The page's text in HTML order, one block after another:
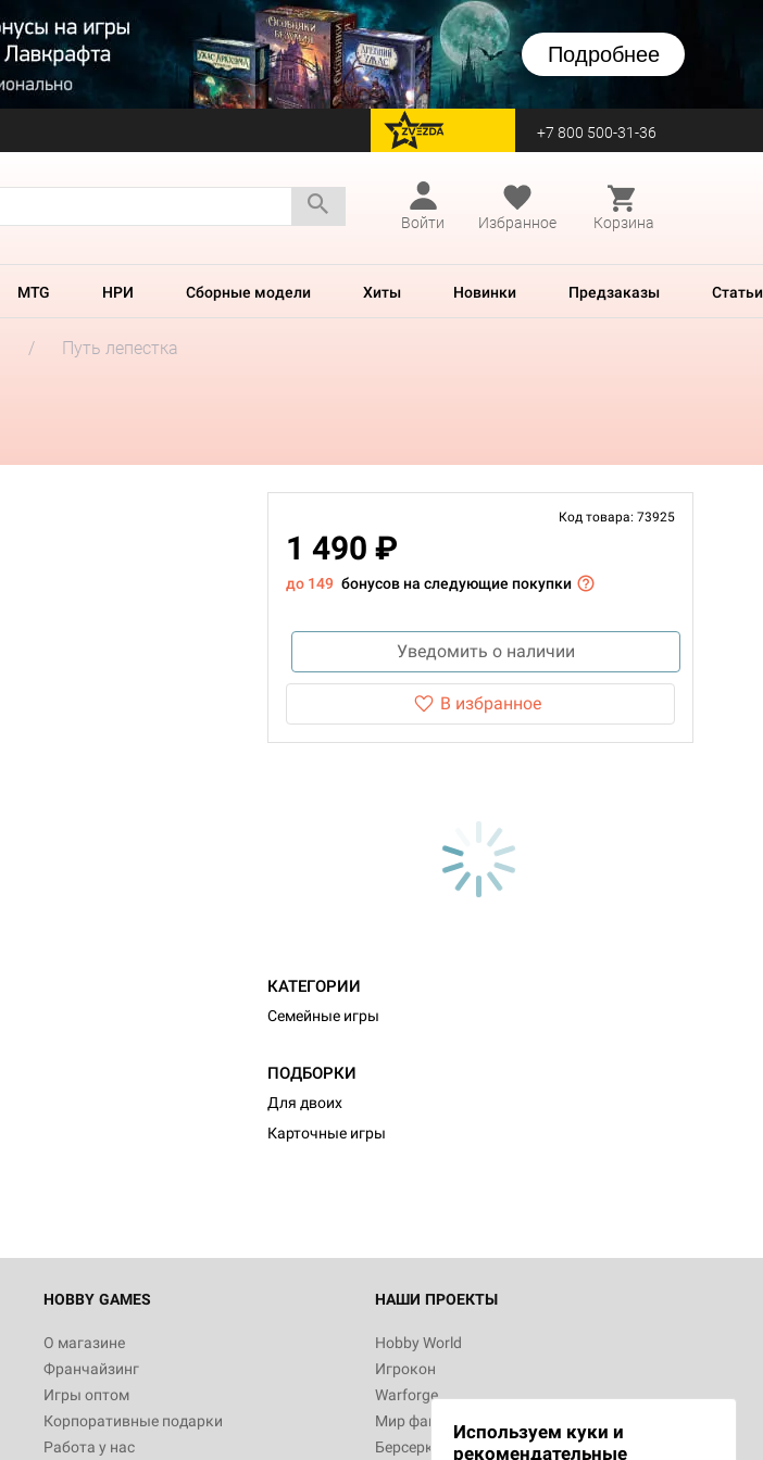
Подробнее
перейти на Zvezda +7 800 500-31-36
Войти
Избранное Корзина
MTG НРИ Сборные модели Хиты Новинки Предзаказы Статьи
Путь лепестка
Код товара: 73925
1 490 ₽
до 149 бонусов на следующие покупки
Уведомить о наличии
В избранное
КАТЕГОРИИ
Семейные игры
ПОДБОРКИ
Для двоих
Карточные игры
HOBBY GAMES
О магазине
Франчайзинг
Игры оптом
Корпоративные подарки
Работа у нас
НАШИ ПРОЕКТЫ
Hobby World
Игрокон
Warforge
Мир фантастики
Берсерк
Используем куки и
рекомендательные